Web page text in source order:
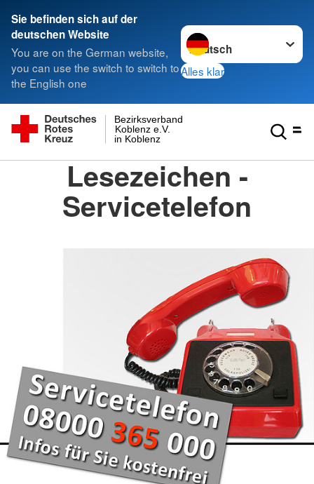
Sie befinden sich auf der
deutschen Website
You are on the German website,
you can use the switch to switch to
the English one
Sprache wechseln zu
Alles klar
in Koblenz
Koblenz e.V.
Bezirksverband
Lesezeichen -
Servicetelefon